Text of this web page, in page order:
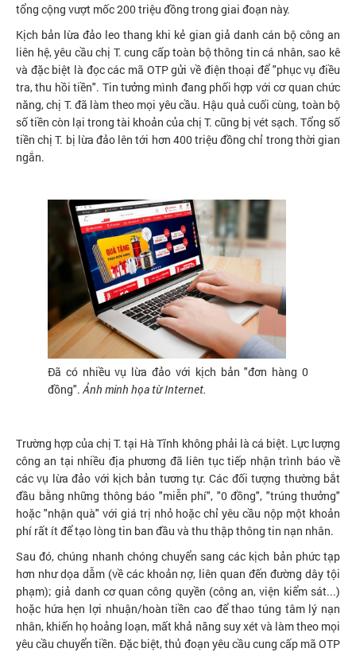
tổng cộng vượt mốc 200 triệu đồng trong giai đoạn này.
Kịch bản lừa đảo leo thang khi kẻ gian giả danh cán bộ công an
liên hệ, yêu cầu chị T. cung cấp toàn bộ thông tin cá nhân, sao kê
và đặc biệt là đọc các mã OTP gửi về điện thoại để "phục vụ điều
tra, thu hồi tiền". Tin tưởng mình đang phối hợp với cơ quan chức
năng, chị T. đã làm theo mọi yêu cầu. Hậu quả cuối cùng, toàn bộ
số tiền còn lại trong tài khoản của chị T. cũng bị vét sạch. Tổng số
tiền chị T. bị lừa đảo lên tới hơn 400 triệu đồng chỉ trong thời gian
ngắn.
Đã có nhiều vụ lừa đảo với kịch bản "đơn hàng 0
đồng". Ảnh minh họa từ Internet.
Trường hợp của chị T. tại Hà Tĩnh không phải là cá biệt. Lực lượng
công an tại nhiều địa phương đã liên tục tiếp nhận trình báo về
các vụ lừa đảo với kịch bản tương tự. Các đối tượng thường bắt
đầu bằng những thông báo "miễn phí", "0 đồng", "trúng thưởng"
hoặc "nhận quà" với giá trị nhỏ hoặc chỉ yêu cầu nộp một khoản
phí rất ít để tạo lòng tin ban đầu và thu thập thông tin nạn nhân.
Sau đó, chúng nhanh chóng chuyển sang các kịch bản phức tạp
hơn như dọa dẫm (về các khoản nợ, liên quan đến đường dây tội
phạm); giả danh cơ quan công quyền (công an, viện kiểm sát...)
hoặc hứa hẹn lợi nhuận/hoàn tiền cao để thao túng tâm lý nạn
nhân, khiến họ hoảng loạn, mất khả năng suy xét và làm theo mọi
yêu cầu chuyển tiền. Đặc biệt, thủ đoạn yêu cầu cung cấp mã OTP